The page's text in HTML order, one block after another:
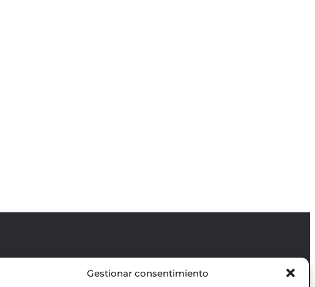
Gestionar consentimiento
Revista GODOT
es una revista